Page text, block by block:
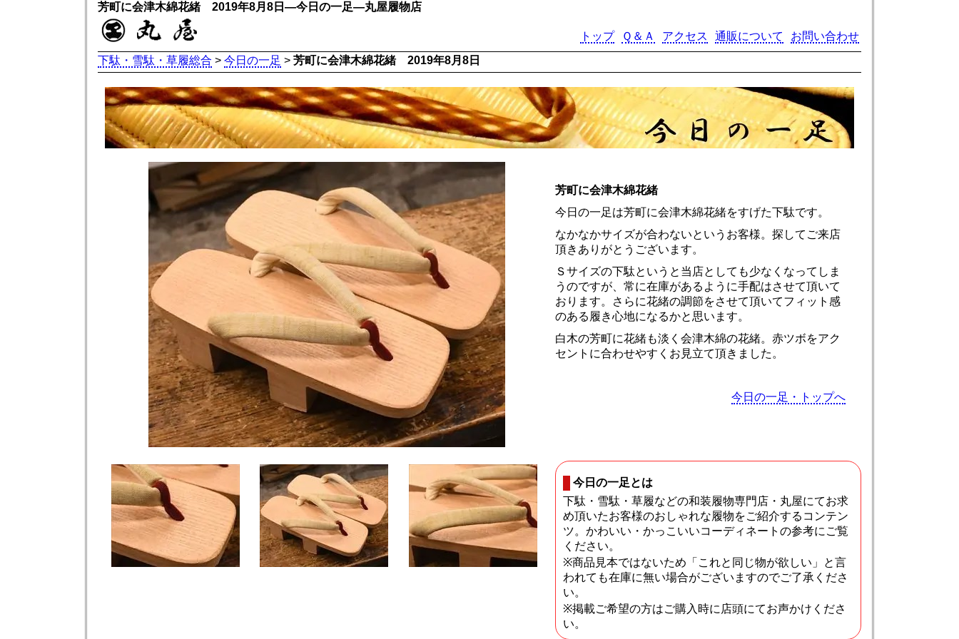
芳町に会津木綿花緒 2019年8月8日―今日の一足―丸屋履物店
トップ Ｑ＆Ａ アクセス 通販について
お問い合わせ
下駄・雪駄・草履総合 > 今日の一足 > 芳町に会津木綿花緒 2019年8月8日
芳町に会津木綿花緒
今日の一足は芳町に会津木綿花緒をすげた下駄です。
なかなかサイズが合わないというお客様。探してご来店
頂きありがとうございます。
Ｓサイズの下駄というと当店としても少なくなってしま
うのですが、常に在庫があるように手配はさせて頂いて
おります。さらに花緒の調節をさせて頂いてフィット感
のある履き心地になるかと思います。
白木の芳町に花緒も淡く会津木綿の花緒。赤ツボをアク
セントに合わせやすくお見立て頂きました。
今日の一足・トップへ
今日の一足とは
下駄・雪駄・草履などの和装履物専門店・丸屋にてお求
め頂いたお客様のおしゃれな履物をご紹介するコンテン
ツ。かわいい・かっこいいコーディネートの参考にご覧
ください。
※商品見本ではないため「これと同じ物が欲しい」と言
われても在庫に無い場合がございますのでご了承くださ
い。
※掲載ご希望の方はご購入時に店頭にてお声かけくださ
い。